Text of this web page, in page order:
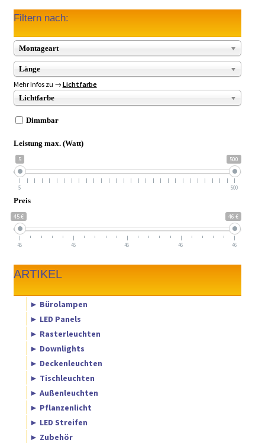
Filtern nach:
Montageart
Länge
Mehr Infos zu → Lichtfarbe
Lichtfarbe
Dimmbar
Leistung max. (Watt)
5 500
5 500
Preis
45 € 46 €
45 45 46 46 46
ARTIKEL
► Bürolampen
► LED Panels
► Rasterleuchten
► Downlights
► Deckenleuchten
► Tischleuchten
► Außenleuchten
► Pflanzenlicht
► LED Streifen
► Zubehör